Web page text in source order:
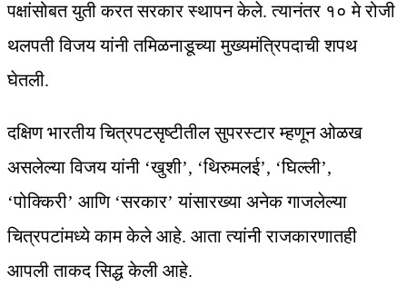
पक्षांसोबत युती करत सरकार स्थापन केले. त्यानंतर १० मे रोजी
थलपती विजय यांनी तमिळनाडूच्या मुख्यमंत्रिपदाची शपथ
घेतली.
दक्षिण भारतीय चित्रपटसृष्टीतील सुपरस्टार म्हणून ओळख
असलेल्या विजय यांनी ‘खुशी’, ‘थिरुमलई’, ‘घिल्ली’,
‘पोक्किरी’ आणि ‘सरकार’ यांसारख्या अनेक गाजलेल्या
चित्रपटांमध्ये काम केले आहे. आता त्यांनी राजकारणातही
आपली ताकद सिद्ध केली आहे.